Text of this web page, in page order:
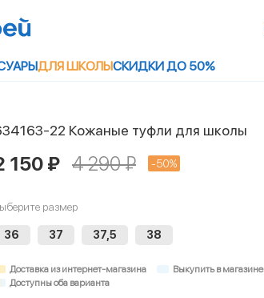
ДЛЯ ШКОЛЫСКИДКИ ДО 50%
22 Кожаные туфли для школы
150 ₽ 4 290 ₽ -50%
размер
36 37 37,5 38
Доставка из интернет-магазина
Выкупить в магазине
Доступны оба варианта